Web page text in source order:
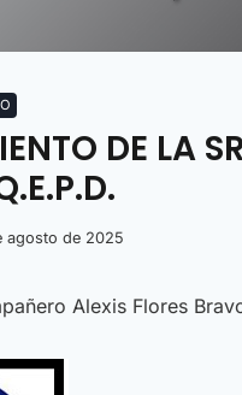
DE LA
agosto de 2025
Alexis Flores